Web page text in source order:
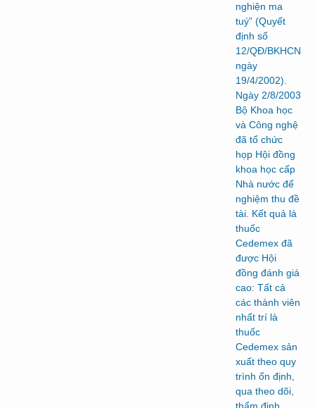
nghiện ma
tuý” (Quyết
định số
12/QĐ/BKHCN
ngày
19/4/2002).
Ngày 2/8/2003
Bộ Khoa học
và Công nghệ
đã tổ chức
họp Hội đồng
khoa học cấp
Nhà nước để
nghiệm thu đề
tài. Kết quả là
thuốc
Cedemex đã
được Hội
đồng đánh giá
cao: Tất cả
các thành viên
nhất trí là
thuốc
Cedemex sản
xuất theo quy
trình ổn định,
qua theo dõi,